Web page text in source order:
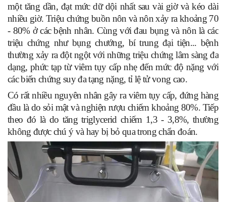
một tăng dần, đạt mức dữ dội nhất sau vài giờ và kéo dài
nhiều giờ. Triệu chứng buồn nôn và nôn xảy ra khoảng 70
- 80% ở các bệnh nhân. Cùng với đau bụng và nôn là các
triệu chứng như bụng chướng, bí trung đại tiện... bệnh
thường xảy ra đột ngột với những triệu chứng lâm sàng đa
dạng, phức tạp từ viêm tụy cấp nhẹ đến mức độ nặng với
các biến chứng suy đa tạng nặng, tỉ lệ tử vong cao.
Có rất nhiều nguyên nhân gây ra viêm tụy cấp, đứng hàng
đầu là do sỏi mật và nghiện rượu chiếm khoảng 80%. Tiếp
theo đó là do tăng triglycerid chiếm 1,3 - 3,8%, thường
không được chú ý và hay bị bỏ qua trong chẩn đoán.